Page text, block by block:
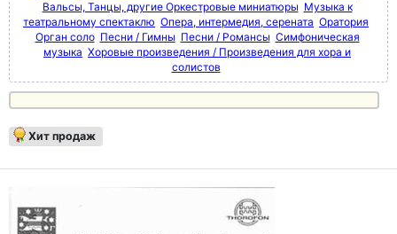
Вальсы, Танцы, другие Оркестровые миниатюры Музыка к
театральному спектаклю Опера, интермедия, серената Оратория
Орган соло Песни / Гимны Песни / Романсы Симфоническая
музыка Хоровые произведения / Произведения для хора и
солистов
Хит продаж